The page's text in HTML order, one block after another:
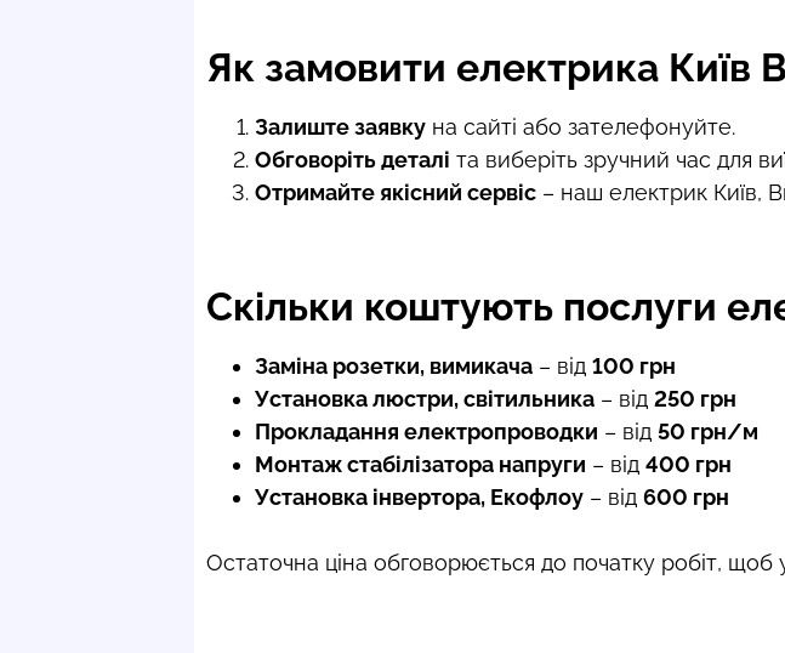
Як замовити електрика Київ
Залиште заявку на сайті або зателефонуйте.
Обговоріть деталі та виберіть зручний час для
Отримайте якісний сервіс – наш електрик Київ,
Скільки коштують послуги
Заміна розетки, вимикача – від 100 грн
Установка люстри, світильника – від 250 грн
Прокладання електропроводки – від 50 грн/м
Монтаж стабілізатора напруги – від 400 грн
Установка інвертора, Екофлоу – від 600 грн
Остаточна ціна обговорюється до початку робіт, щоб